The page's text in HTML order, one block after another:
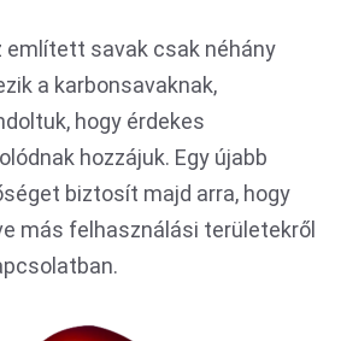
említett savak csak néhány
a karbonsavaknak,
hogy érdekes
hozzájuk. Egy újabb
biztosít majd arra, hogy
más felhasználási területekről